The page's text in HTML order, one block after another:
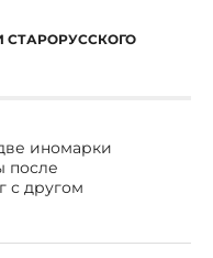
СТАРОРУССКОГО
иномарки
после
с другом